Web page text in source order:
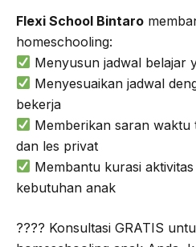
Flexi School Bintaro
homeschooling:
Menyusun jadwal belajar
Menyesuaikan jadwal
bekerja
Memberikan saran
dan les privat
Membantu kurasi
kebutuhan anak
???? Konsultasi GRATIS